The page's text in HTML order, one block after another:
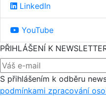
LinkedIn
YouTube
PŘIHLÁŠENÍ K
S přihlášením k odběru
podmínkami zpracování